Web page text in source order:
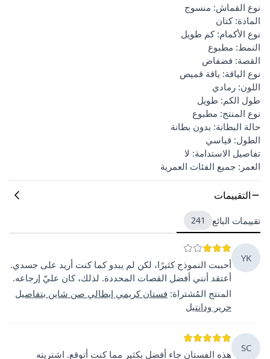
نوع القماش: منسوج
المادة: كتان
نوع الأكمام: كم طويل
النمط: مطبوع
القصة: فضفاض
نوع الياقة: ياقة قميص
اللون: رمادي
طول الكم: طويل
نوع المنتج: مطبوع
حالة البطانة: بدون بطانة
الطول: قياسي
تفاصيل الاستدامة: لا
العمر: جميع الفئات العمرية
التقييمات
تقييمات البائع 241
YK
أحببت النموذج كثيرًا، لكن لم يبدو كما كنت أريد على جسدي.
أعتقد أنني أفضل القصات المحددة. لذلك، كان عليّ إرجاعه.
المنتج المُشتراة: فستان كريمي إيطالي صن شاين بتفاصيل
حرير ودانتيل
SC
هذه الفستان جاء أفضل بكثير مما كنت أتوقع. اشتريته